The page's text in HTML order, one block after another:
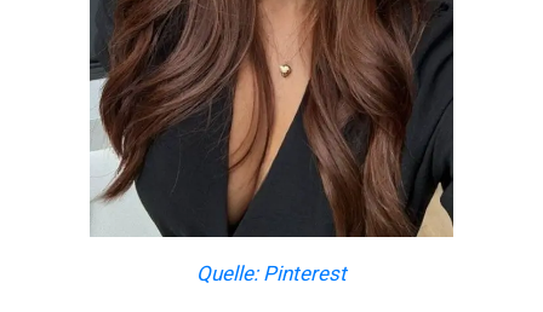
Quelle: Pinterest